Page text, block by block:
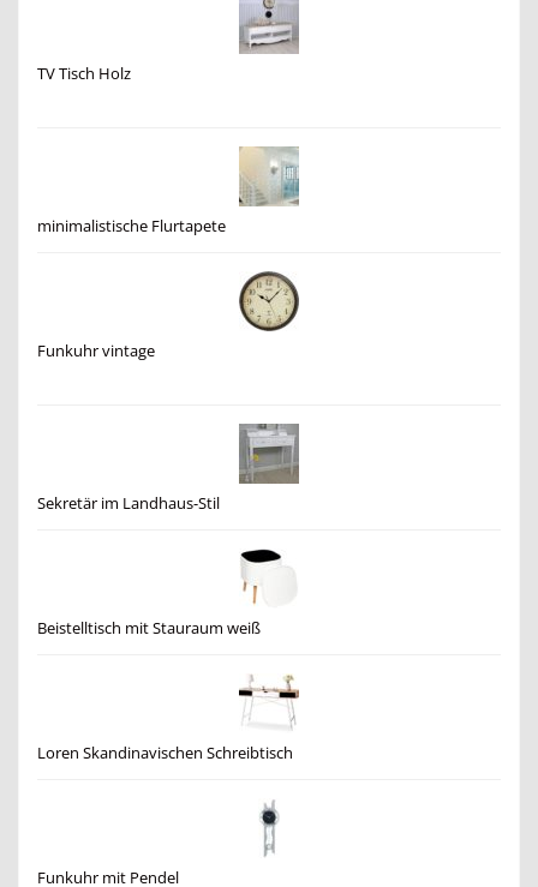
TV Tisch Holz
minimalistische Flurtapete
Funkuhr vintage
Sekretär im Landhaus-Stil
Beistelltisch mit Stauraum weiß
Loren Skandinavischen Schreibtisch
Funkuhr mit Pendel